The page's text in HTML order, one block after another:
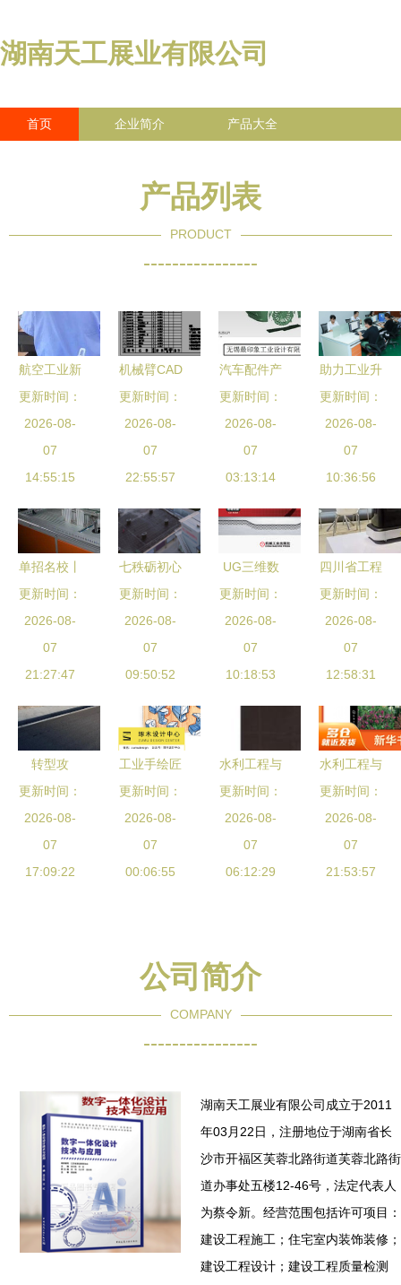
湖南天工展业有限公司
首页 企业简介 产品大全
产品列表
PRODUCT
----------------
航空工业新
飞集团 匠
心铸就高端
装备，服务
国计民生
更新时间：
2026-08-
07
14:55:15
机械臂CAD
图纸价格解
析 工业工
程设计服务
深度评测
更新时间：
2026-08-
07
22:55:57
汽车配件产
品测绘扫描
与逆向设计
服务 为浙
江杭州、余
肥等地注入
工程创新动
力
更新时间：
2026-08-
07
03:13:14
助力工业升
级——卓越
工业工程设
计服务公司
简介
更新时间：
2026-08-
07
10:36:56
单招名校丨
颜值与实力
并存，四川
这所省级示
范高职院校
质量育人名
片
更新时间：
2026-08-
07
21:27:47
七秩砺初心
中国能建天
津电力设计
院服务地区
能源发展的
更新时间：
2026-08-
07
09:50:52
UG三维数
字化设计工
程案例教程
驱动工业工
程设计服务
更新时间：
2026-08-
07
10:18:53
四川省工程
装备设计研
究院首次亮
相“国字
号”工业设
更新时间：
2026-08-
07
12:58:31
转型攻
坚“开门
红”！创业
环保集团德
清项目产能
更新时间：
2026-08-
07
17:09:22
工业手绘匠
心路——从
考生到设计
师的纵深进
化
更新时间：
2026-08-
07
00:06:55
水利工程与
工业工程设
计的深度融
合 技术协
同、实践挑
更新时间：
2026-08-
07
06:12:29
水利工程与
工业工程设
计服务的深
度融合
更新时间：
2026-08-
07
21:53:57
公司简介
COMPANY
----------------
湖南天工展业有限公司成立于2011
年03月22日，注册地位于湖南省长
沙市开福区芙蓉北路街道芙蓉北路街
道办事处五楼12-46号，法定代表人
为蔡令新。经营范围包括许可项目：
建设工程施工；住宅室内装饰装修；
建设工程设计；建设工程质量检测